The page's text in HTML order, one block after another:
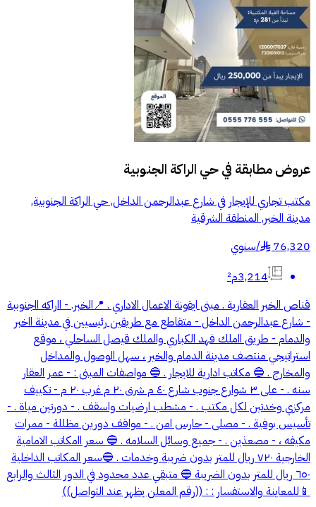
عروض مطابقة فيحي الراكة الجنوبية
مكتب تجاري للإيجار في شارع عبدالرحمن الداخل, حي الراكة الجنوبية,
مدينة الخبر, المنطقة الشرقية
76,320
§
/سنوي
3,214م²
قناص الخبر العقارية . مبنى ايقونة الاعمال الاداري . 📍الخبر. - ااراكه ااجنوببة
- شارع عبدالرحمن الداخل - متقاطع مع طريقين رئيسيين في مدينة ااخبر
والدمام - طريق ااملك فهد الكباري والملك قيصل الساحلي ، موقع
استراتيجي منتصف مدينة الدمام والخير ، سهل الوصول والمداخل
والمخارج . 🔵 مكاتب ادارية للايجار . 🔵 مواصفات المبنى : - عمر العقار
سنه . - على ٣ شوارع جنوب شارع ٤٠ م شرق ٢٠ م غرب ٢٠ م - تكييف
مركزي وخدتين لكل مكتب . - مشطب ارضيات واسقف . - دورتين مياة . -
تأسيس بوفية . - مصلى - حارس امن . - مواقف دورين مظللة - ممرات
مكيفه ، - مصعذين . - جميع وسائل السلامه . 🔵 سعر اامكاتب الامامية
الخارجية ٧٢٠ ريال للمتر بدون ضريبة وخدمات . 🔵سعر المكاتب الداخلية
٦٥٠ ريال للمتر بدون الضريبة 🔵 متبقي عدد محدود في الدور الثالث والرابع
📱للمعاينة والاستفسار : : ((رقم المعلن يظهر عند التواصل))